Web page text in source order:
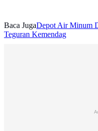
Baca JugaDepot Air Minum
Teguran Kemendag